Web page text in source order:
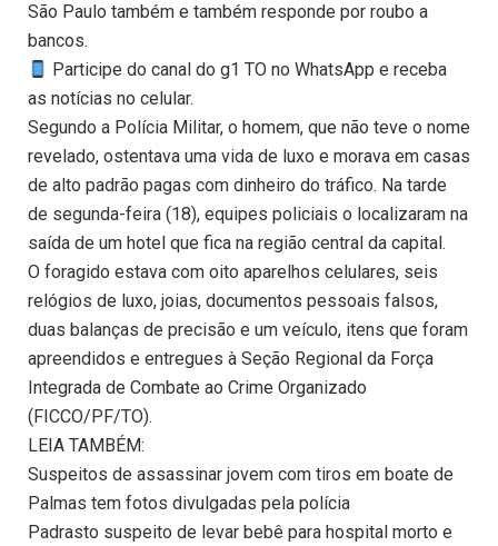
São Paulo também e também responde por roubo a
bancos.
Participe do canal do g1 TO no WhatsApp e receba
as notícias no celular.
Segundo a Polícia Militar, o homem, que não teve o nome
revelado, ostentava uma vida de luxo e morava em casas
de alto padrão pagas com dinheiro do tráfico. Na tarde
de segunda-feira (18), equipes policiais o localizaram na
saída de um hotel que fica na região central da capital.
O foragido estava com oito aparelhos celulares, seis
relógios de luxo, joias, documentos pessoais falsos,
duas balanças de precisão e um veículo, itens que foram
apreendidos e entregues à Seção Regional da Força
Integrada de Combate ao Crime Organizado
(FICCO/PF/TO).
LEIA TAMBÉM:
Suspeitos de assassinar jovem com tiros em boate de
Palmas tem fotos divulgadas pela polícia
Padrasto suspeito de levar bebê para hospital morto e